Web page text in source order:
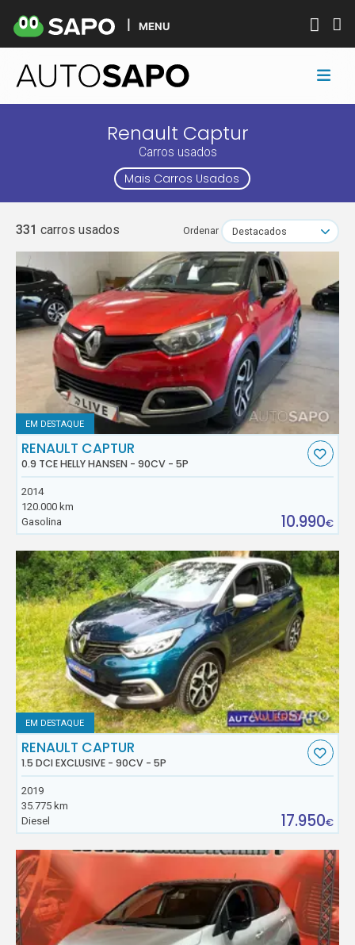
MENU
Renault Captur
Carros usados
Mais Carros Usados
331 carros usados Ordenar Destacados
EM DESTAQUE
RENAULT CAPTUR
0.9 TCE HELLY HANSEN - 90CV - 5P
2014
120.000 km
Gasolina
10.990€
EM DESTAQUE
RENAULT CAPTUR
1.5 DCI EXCLUSIVE - 90CV - 5P
2019
35.775 km
Diesel
17.950€